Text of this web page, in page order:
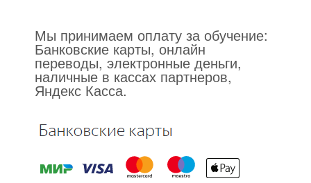
Мы принимаем оплату за обучение:
Банковские карты, онлайн
переводы, электронные деньги,
наличные в кассах партнеров,
Яндекс Касса.